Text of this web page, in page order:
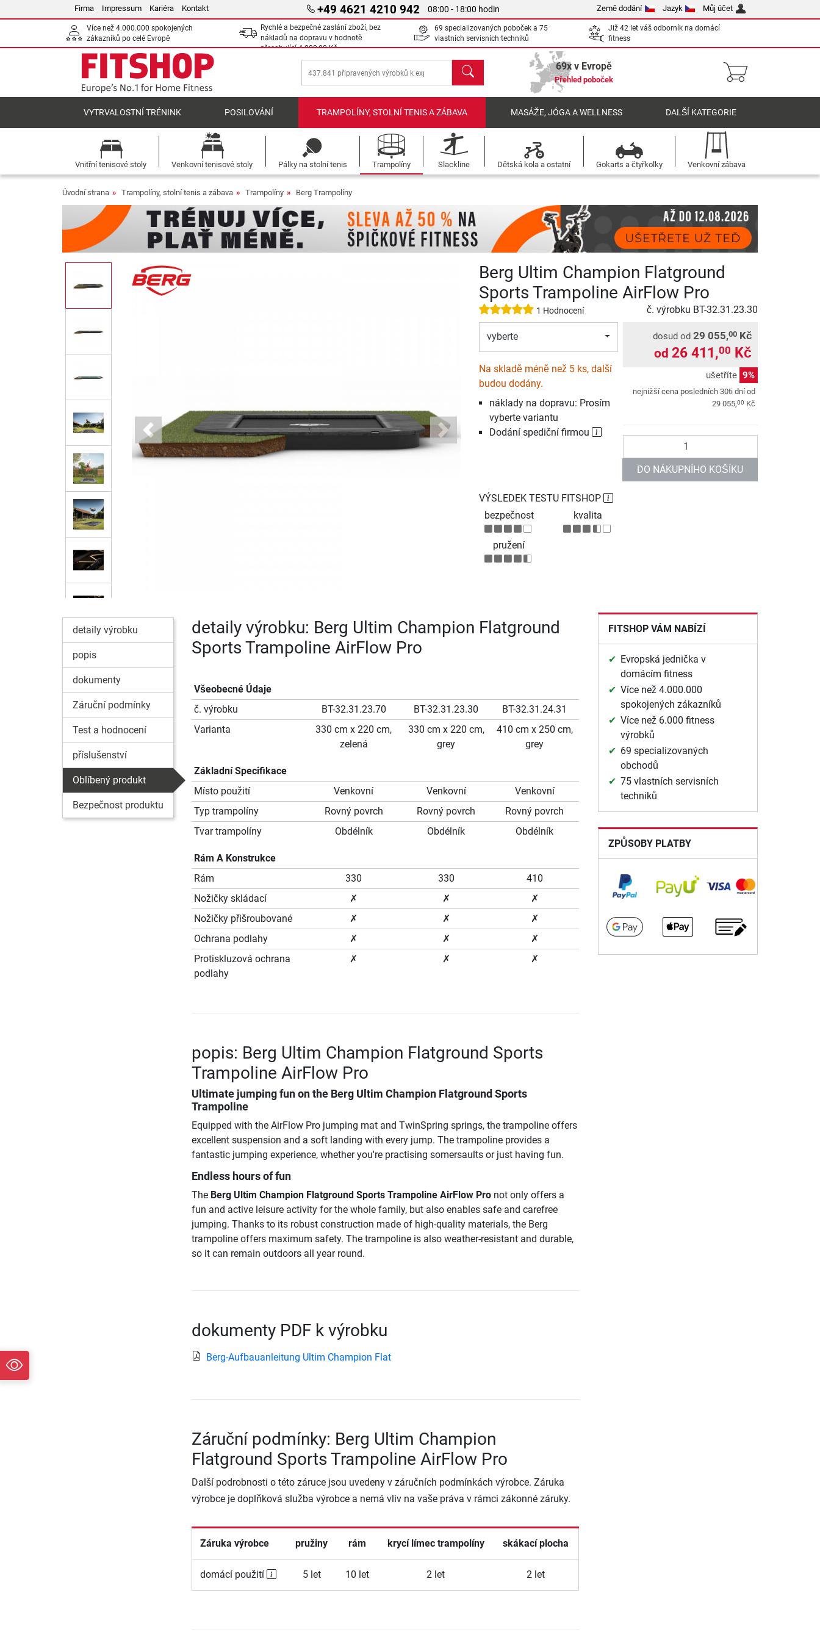
Firma Impressum Kariéra Kontakt +49 4621 4210 942 08:00 - 18:00 hodin Země dodání Jazyk Můj účet
Více než 4.000.000 spokojených
zákazníků po celé Evropě
Rychlé a bezpečné zaslání zboží, bez
nákladů na dopravu v hodnotě
přesahující4 000,00 Kč
69 specializovaných poboček a 75
vlastních servisních techniků
Již 42 let váš odborník na domácí
fitness
Hledat 69x v Evropě
Přehled poboček
VYTRVALOSTNÍ TRÉNINK POSILOVÁNÍ TRAMPOLÍNY, STOLNÍ TENIS A ZÁBAVA MASÁŽE, JÓGA A WELLNESS DALŠÍ KATEGORIE
Vnitřní tenisové stoly Venkovní tenisové stoly Pálky na stolní tenis Trampolíny Slackline Dětská kola a ostatní Gokarts a čtyřkolky Venkovní zábava
Úvodní strana Trampolíny, stolní tenis a zábava Trampolíny Berg Trampolíny
Previous Next
Berg Ultim Champion Flatground
Sports Trampoline AirFlow Pro
1 Hodnocení č. výrobku BT-32.31.23.30
vyberte
Na skladě méně než 5 ks, další
budou dodány.
náklady na dopravu: Prosím
vyberte variantu
Dodání spediční firmou
dosud od 29 055,00 Kč
od 26 411,00 Kč
ušetříte 9%
nejnižší cena posledních 30ti dní od
29 055,00 Kč
DO NÁKUPNÍHO KOŠÍKU
VÝSLEDEK TESTU FITSHOP
bezpečnost
kvalita
pružení
detaily výrobku
popis
dokumenty
Záruční podmínky
Test a hodnocení
příslušenství
Oblíbený produkt
Bezpečnost produktu
detaily výrobku: Berg Ultim Champion Flatground
Sports Trampoline AirFlow Pro
Všeobecné Údaje
č. výrobku
BT-32.31.23.70 BT-32.31.23.30
BT-32.31.24.31
Varianta
330 cm x 220 cm,
zelená
330 cm x 220 cm,
grey
410 cm x 250 cm,
grey
Základní Specifikace
Místo použití
Venkovní Venkovní
Venkovní
Typ trampolíny
Rovný povrch Rovný povrch
Rovný povrch
Tvar trampolíny
Obdélník Obdélník Obdélník
Rám A Konstrukce
Rám
330 330
410
Nožičky skládací
✗ ✗
✗
Nožičky přišroubované
✗ ✗
✗
Ochrana podlahy
✗ ✗
✗
Protiskluzová ochrana
podlahy
✗ ✗ ✗
popis: Berg Ultim Champion Flatground Sports
Trampoline AirFlow Pro
Ultimate jumping fun on the Berg Ultim Champion Flatground Sports
Trampoline
Equipped with the AirFlow Pro jumping mat and TwinSpring springs, the trampoline offers
excellent suspension and a soft landing with every jump. The trampoline provides a
fantastic jumping experience, whether you're practising somersaults or just having fun.
Endless hours of fun
The Berg Ultim Champion Flatground Sports Trampoline AirFlow Pronot only offers a
fun and active leisure activity for the whole family, but also enables safe and carefree
jumping. Thanks to its robust construction made of high-quality materials, the Berg
trampoline offers maximum safety. The trampoline is also weather-resistant and durable,
so it can remain outdoors all year round.
dokumenty PDF k výrobku
Berg-Aufbauanleitung Ultim Champion Flat
Záruční podmínky: Berg Ultim Champion
Flatground Sports Trampoline AirFlow Pro
Další podrobnosti o této záruce jsou uvedeny v záručních podmínkách výrobce. Záruka
výrobce je doplňková služba výrobce a nemá vliv na vaše práva v rámci zákonné záruky.
Záruka výrobce pružiny rám krycí límec trampolíny skákací plocha
domácí použití 5 let 10 let 2 let 2 let
FITSHOP VÁM NABÍZÍ
Evropská jednička v
domácím fitness
Více než 4.000.000
spokojených zákazníků
Více než 6.000 fitness
výrobků
69 specializovaných
obchodů
75 vlastních servisních
techniků
ZPŮSOBY PLATBY